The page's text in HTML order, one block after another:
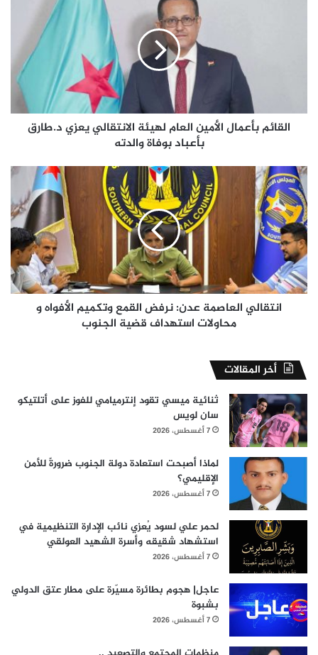
بأعباد
بوفاةالقائم بأعمال الأمين العام لهيئة الانتقالي يعزي د.طارق
بأعباد بوفاة والدته
انتقالي
العاصمة
عدن:
نرفض
القمع
وتكميم
الأفواه
و
محاولات
استهدافانتقالي العاصمة عدن: نرفض القمع وتكميم الأفواه و
محاولات استهداف قضية الجنوب
أخر المقالات
ثنائية ميسي تقود إنترميامي للفوز على أتلتيكو
سان لويس
7 أغسطس، 2026
لماذا أصبحت استعادة دولة الجنوب ضرورةً للأمن
الإقليمي؟
7 أغسطس، 2026
لحمر علي لسود يُعزي نائب الإدارة التنظيمية في
استشهاد شقيقه وأسرة الشهيد العولقي
7 أغسطس، 2026
عاجل| هجوم بطائرة مسيّرة على مطار عتق الدولي
بشبوة
7 أغسطس، 2026